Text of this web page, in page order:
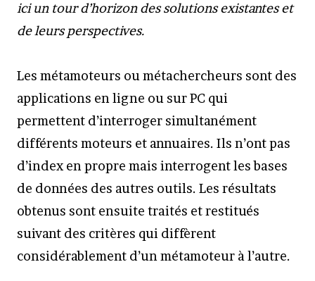
ici un tour d’horizon des solutions existantes et
de leurs perspectives.
Les métamoteurs ou métachercheurs sont des
applications en ligne ou sur PC qui
permettent d’interroger simultanément
différents moteurs et annuaires. Ils n’ont pas
d’index en propre mais interrogent les bases
de données des autres outils. Les résultats
obtenus sont ensuite traités et restitués
suivant des critères qui diffèrent
considérablement d’un métamoteur à l’autre.